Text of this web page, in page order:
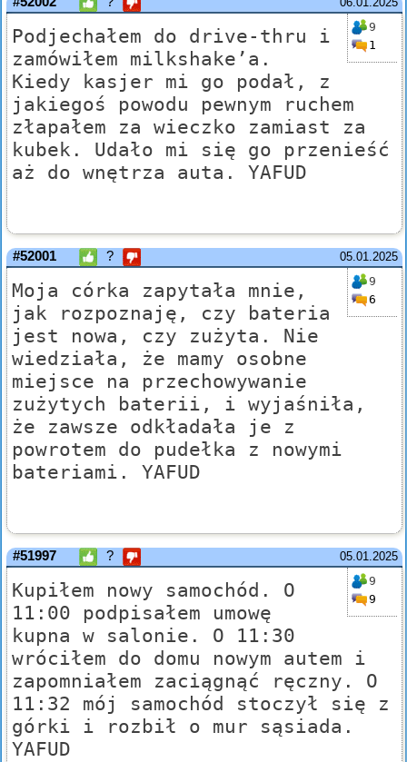
9
1
Podjechałem do drive-thru i
zamówiłem milkshake’a.
Kiedy kasjer mi go podał, z
jakiegoś powodu pewnym ruchem
złapałem za wieczko zamiast za
kubek. Udało mi się go przenieść
aż do wnętrza auta. YAFUD
05.01.2025
#52001 ?
9
6
Moja córka zapytała mnie,
jak rozpoznaję, czy bateria
jest nowa, czy zużyta. Nie
wiedziała, że mamy osobne
miejsce na przechowywanie
zużytych baterii, i wyjaśniła,
że zawsze odkładała je z
powrotem do pudełka z nowymi
bateriami. YAFUD
05.01.2025
#51997 ?
9
9
Kupiłem nowy samochód. O
11:00 podpisałem umowę
kupna w salonie. O 11:30
wróciłem do domu nowym autem i
zapomniałem zaciągnąć ręczny. O
11:32 mój samochód stoczył się z
górki i rozbił o mur sąsiada.
YAFUD